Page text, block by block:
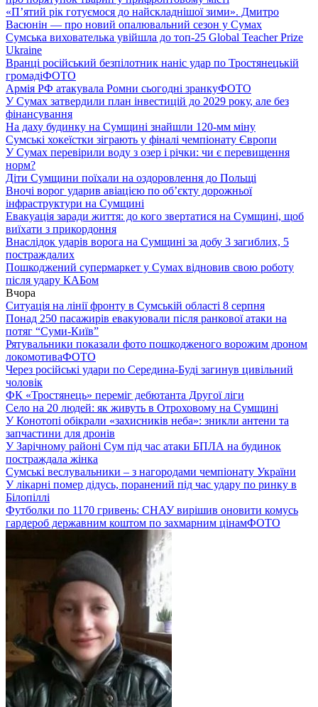
«П’ятий рік готуємося до найскладнішої зими». Дмитро
Васюнін — про новий опалювальний сезон у Сумах
Сумська вихователька увійшла до топ-25 Global Teacher Prize
Ukraine
Вранці російський безпілотник наніс удар по Тростянецькій
громадіФОТО
Армія РФ атакувала Ромни сьогодні зранкуФОТО
У Сумах затвердили план інвестицій до 2029 року, але без
фінансування
На даху будинку на Сумщині знайшли 120-мм міну
Сумські хокеїстки зіграють у фіналі чемпіонату Європи
У Сумах перевірили воду з озер і річки: чи є перевищення
норм?
Діти Сумщини поїхали на оздоровлення до Польщі
Вночі ворог ударив авіацією по обʼєкту дорожньої
інфраструктури на Сумщині
Евакуація заради життя: до кого звертатися на Сумщині, щоб
виїхати з прикордоння
Внаслідок ударів ворога на Сумщині за добу 3 загиблих, 5
постраждалих
Пошкоджений супермаркет у Сумах відновив свою роботу
після удару КАБом
Вчора
Ситуація на лінії фронту в Сумській області 8 серпня
Понад 250 пасажирів евакуювали після ранкової атаки на
потяг “Суми-Київ”
Рятувальники показали фото пошкодженого ворожим дроном
локомотиваФОТО
Через російські удари по Середина-Буді загинув цивільний
чоловік
ФК «Тростянець» переміг дебютанта Другої ліги
Село на 20 людей: як живуть в Отроховому на Сумщині
У Конотопі обікрали «захисників неба»: зникли антени та
запчастини для дронів
У Зарічному районі Сум під час атаки БПЛА на будинок
постраждала жінка
Сумські веслувальники – з нагородами чемпіонату України
У лікарні помер дідусь, поранений під час удару по ринку в
Білопіллі
Футболки по 1170 гривень: СНАУ вирішив оновити комусь
гардероб державним коштом по захмарним цінамФОТО